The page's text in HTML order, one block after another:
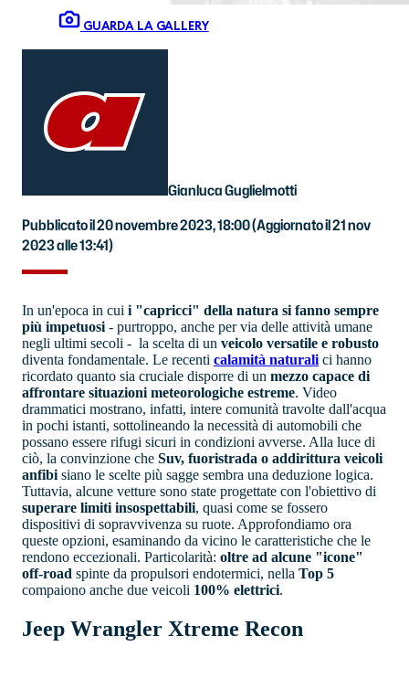
GUARDA LA GALLERY
Gianluca Guglielmotti
Pubblicato il 20 novembre 2023, 18:00(Aggiornato il 21 nov
2023 alle 13:41)
In un'epoca in cui i "capricci" della natura si fanno sempre
più impetuosi - purtroppo, anche per via delle attività umane
negli ultimi secoli - la scelta di un veicolo versatile e robusto
diventa fondamentale. Le recenti calamità naturali ci hanno
ricordato quanto sia cruciale disporre di un mezzo capace di
affrontare situazioni meteorologiche estreme. Video
drammatici mostrano, infatti, intere comunità travolte dall'acqua
in pochi istanti, sottolineando la necessità di automobili che
possano essere rifugi sicuri in condizioni avverse. Alla luce di
ciò, la convinzione che Suv, fuoristrada o addirittura veicoli
anfibi siano le scelte più sagge sembra una deduzione logica.
Tuttavia, alcune vetture sono state progettate con l'obiettivo di
superare limiti insospettabili, quasi come se fossero
dispositivi di sopravvivenza su ruote. Approfondiamo ora
queste opzioni, esaminando da vicino le caratteristiche che le
rendono eccezionali. Particolarità: oltre ad alcune "icone"
off-road spinte da propulsori endotermici, nella Top 5
compaiono anche due veicoli 100% elettrici.
Jeep Wrangler Xtreme Recon